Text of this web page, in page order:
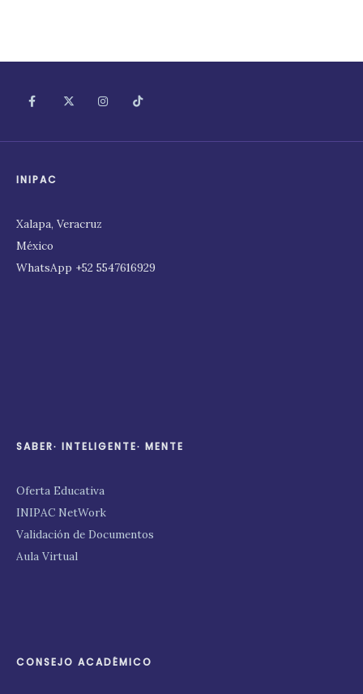
INIPAC
Xalapa, Veracruz
México
WhatsApp +52 5547616929
SABER∙ INTELIGENTE∙ MENTE
Oferta Educativa
INIPAC NetWork
Validación de Documentos
Aula Virtual
CONSEJO ACADÉMICO